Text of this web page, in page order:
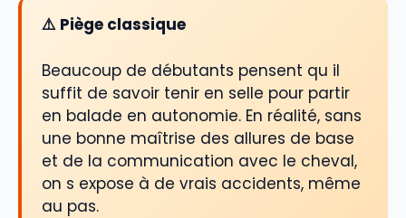
⚠️ Piège classique
Beaucoup de débutants pensent qu il
suffit de savoir tenir en selle pour partir
en balade en autonomie. En réalité, sans
une bonne maîtrise des allures de base
et de la communication avec le cheval,
on s expose à de vrais accidents, même
au pas.